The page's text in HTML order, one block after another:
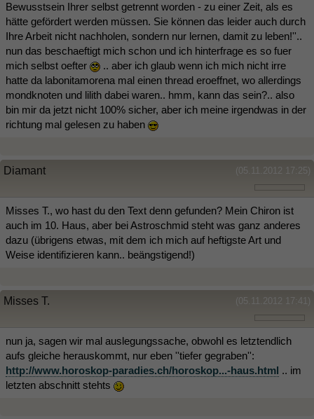
Bewusstsein Ihrer selbst getrennt worden - zu einer Zeit, als es
hätte gefördert werden müssen. Sie können das leider auch durch
Ihre Arbeit nicht nachholen, sondern nur lernen, damit zu leben!''..
nun das beschaeftigt mich schon und ich hinterfrage es so fuer
mich selbst oefter
.. aber ich glaub wenn ich mich nicht irre
hatte da labonitamorena mal einen thread eroeffnet, wo allerdings
mondknoten und lilith dabei waren.. hmm, kann das sein?.. also
bin mir da jetzt nicht 100% sicher, aber ich meine irgendwas in der
richtung mal gelesen zu haben
(05.11.2012 17:25)
Diamant
Misses T., wo hast du den Text denn gefunden? Mein Chiron ist
auch im 10. Haus, aber bei Astroschmid steht was ganz anderes
dazu (übrigens etwas, mit dem ich mich auf heftigste Art und
Weise identifizieren kann.. beängstigend!)
(05.11.2012 17:41)
Misses T.
nun ja, sagen wir mal auslegungssache, obwohl es letztendlich
aufs gleiche herauskommt, nur eben ''tiefer gegraben'':
http://www.horoskop-paradies.ch/horoskop...-haus.html .. im
letzten abschnitt stehts